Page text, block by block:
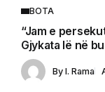
BOTA
“Jam e
Gjykata lë në
By I. Rama